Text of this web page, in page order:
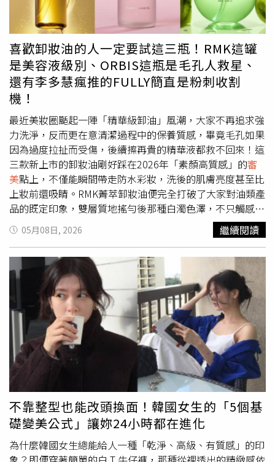
奧圖忘帶證件都被攔在門外，甚至是當年到訪的英國女王伊
麗莎白二世，也因此無緣進入故宮參觀。飾演皇后婉容的陳
沖回憶道：「那是我第一次、也是最後一次在一個沒有遊客
的故宮裡，能聽到自己咚咚的腳步聲踏在石板上。」尊龍在
《末代皇帝》步出紫禁城大門的戲蔚為經典，他戴的帽子重
作了三次才大功告成。（圖／甲上提供）被譽為「亞洲第一
美男」的尊龍，在戲劇上追求完美的極致標準也令劇組至今
難忘。服裝設計詹姆斯艾奇遜透露，溥儀一身黑走出紫禁城
大門、帶著眼鏡和小帽的經典離宮鏡頭中，尊龍因覺得帽子
看起來不和諧，堅持重做了三次，事實證明他的審美與堅持
完全正確。尊龍在片中演繹溥儀從天子到平民的傳奇人生，
他的真實人生同樣充滿傳奇色彩，從出生便被遺棄成了孤
兒，歷經風霜才終於在好萊塢發光發熱，並孝順養母直到其
終老，他神秘而高貴的氣質讓合作演員深深著迷。鄔君梅坦
言拍完戲後仍忘不掉尊龍的笑容，陳沖則讚嘆他有著「天生
就有故事的長相」。世界級音樂大師坂本龍一除了操刀榮獲
奧斯卡的經典配樂，更在片中飾演日本軍官甘粕正彥一角，
他透露：「我和尊龍在拍攝期間私下約定好刻意零互動，因
為我們的角色互為敵人，我們一直貫徹到最後。」日前特映
會口碑在社群掀起如潮好評，作家謝哲青推薦：「導演與攝
影大師精雕細琢的光影語言極致還原。這不僅是膠卷底片的
重生，更是一場關於命運、時間與美的優雅覺醒。」李霈瑜
（大霈）則感性表示：「一場橫跨時空的盛大悲劇，徒留滿
地荒涼與孤寂的美麗作品，亦為我至今仍深深喜愛著的鉅
作。」知名影評KOL「梧桐就是愛看劇」推薦：「雖然過了
40年，配樂跟畫面真的讓人感嘆不已！」「黑崎時代」也對
尊龍的深沉演技臣服不已：「尊龍實在演技太好了，那份無
力反抗和試圖做出什麼的各種神情與小動作，身上有莫名的
閃耀光芒。紫禁城突然多了一層歷史情緒在裡面。」為了回
應全台影迷的熱烈期盼，片商公開首週特典為「經典原文版
A3海報」，凡購買22日（五）至28日（四）電影票一張，
喜歡卸妝油的人一定要試這三瓶！RMK這罐
是美容液級別、ORBIS這瓶是毛孔人救星、
還有李多慧瘋推的FULLY簡直是粉刺收割
機！
最近美妝圈颳起一陣「精華級卸油」風潮，大家不再追求強
力洗淨，反而更在意清潔過程中的保養質感，畢竟毛孔如果
因為過度拉扯而受傷，後續擦再貴的精華液都救不回來！這
三款新上市的卸妝油剛好踩在2026年「素顏高質感」的審
美點上，不僅能瞬間帶走防水彩妝，洗後的肌膚亮度甚至比
上妝前還吸睛。RMK菁萃卸妝油便完全打破了大家對油類產
品的既定印象，雙層質地搖勻後那種白濁色澤，不只觸感簡
直就像在塗抹美容液，研發團隊這次還很有心，運用了一個
叫彩妝釋放油的新機制，輕輕推開就能感覺睫毛膏跟底妝自
動浮起來，連乳化步驟都幫你省了，對懶人來說簡直是福
音！這瓶另一個奢華的地方，還在於加入了玻尿酸、蜂王乳
跟菸鹼醯胺等七種護膚成分，洗完臉那種水嫩柔潤感會讓你
懷疑自己是不是剛敷完臉！加上佛手柑搭配薰衣草的草本香
氣，在忙碌一天後的深夜時分，這罐絕對是療癒身心的至福
選擇。RMK菁萃卸妝油175ml／1,400元（圖／品牌提供）
如果你是長年跟黑頭粉刺抗戰的毛孔人，請直接把ORBIS澄
淨卸妝油鎖進購物車！這瓶在日本剛上市就橫掃四大美妝大
賞，實力真的不容小覷。品牌開發出比奈米泡泡還細小的超
微粒子技術，能鑽進肉眼看不見的毛孔深處把髒汙彈開，最
厲害的是它建立了一層滋潤水膜，讓彩妝被溶解後不會再度
回沾到肌膚上。除了針對粉刺設計的專屬油分，還奢侈添加
了朝鮮薊精華跟大馬士革玫瑰水，一邊清潔一邊緊緻毛孔，
這種一步卸淨的效率感，讓原本繁瑣的潔顏時間變成次世代
的毛孔管理儀式，洗完後的細緻彈潤度真的會讓人上癮。
05月08日, 2026 繼續閱讀
不靠整型也能改頭換面！韓國女生的「5個基
礎變美公式」讓妳24小時都在進化
為什麼韓國女生總能給人一種「乾淨、高級、有質感」的印